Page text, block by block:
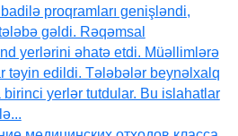
proqramları genişləndi,
gəldi. Rəqəmsal
yerlərini əhatə etdi. Müəllimlərə
təyin edildi. Tələbələr beynəlxalq
yerlər tutdular. Bu islahatlar